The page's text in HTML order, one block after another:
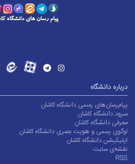
درباره دانشگاه
پیام‌رسان‌های رسمی دانشگاه کاشان
سرود دانشگاه کاشان
معرفی دانشگاه کاشان
لوگوی رسمی و هویت بصری دانشگاه کاشان
اپلیکیشن دانشگاه کاشان
نقشه‌ی سایت
RSS